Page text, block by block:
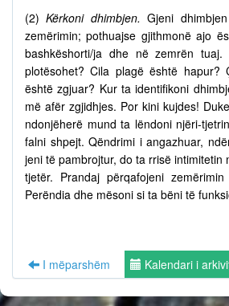
(2)Kërkoni dhimbjen. Gjeni
zemërimin; pothuajse gjithmonë ajo
bashkëshorti/ja dhe në zemrën
plotësohet? Cila plagë është hapur?
është zgjuar? Kur ta identifikoni
më afër zgjidhjes. Por kini kujdes!
ndonjëherë mund ta lëndoni njëri-
falni shpejt. Qëndrimi i angazhuar,
jeni të pambrojtur, do ta rrisë intimitetin
tjetër. Prandaj përqafojeni
Perëndia dhe mësoni si ta bëni të
I mëparshëm Kalendari i